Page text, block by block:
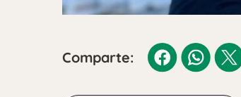
Comparte: